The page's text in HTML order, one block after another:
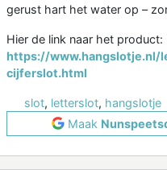
gerust hart het water op –
Hier de link naar het product:
https://
cijferslot.html
slot, letterslot, hangslotje
Maak